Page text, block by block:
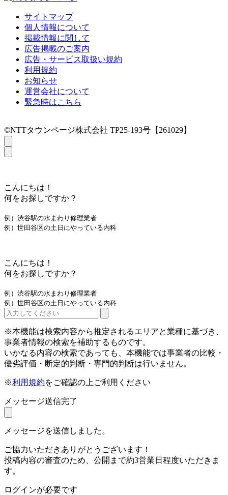
サイトマップ
個人情報について
掲載情報に関して
広告掲載のご案内
広告・サービス取扱い規約
利用規約
お知らせ
運営会社について
緊急時はこちら
©NTTタウンページ株式会社 TP25-193号【261029】
こんにちは！
何をお探しですか？
例）渋谷駅の水まわり修理業者
例）世田谷区の土日にやっている内科
こんにちは！
何をお探しですか？
例）渋谷駅の水まわり修理業者
例）世田谷区の土日にやっている内科
※本機能は検索内容から推定されるエリアと業種に基づき、
事業者情報の検索を補助するものです。
いかなる内容の検索であっても、本機能では事業者の比較・
優劣評価・断定的判断・専門的判断は行いません。
※利用規約をご確認の上ご利用ください
メッセージ送信完了
メッセージを送信しました。
ご協力いただきありがとうございます！
投稿内容の審査のため、公開まで約3営業日程度いただきま
す。
ログインが必要です